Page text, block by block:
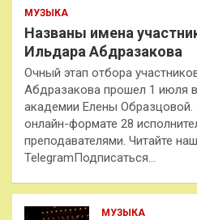
МУЗЫКА
Названы имена
Ильдара Абдразакова
Очный этап отбора
Абдразакова прошел 1 июля
академии Елены
онлайн-формате 28
преподавателями. Читайте
TelegramПодписаться…
МУЗЫКА